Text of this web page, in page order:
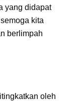
yang didapat
kita
berlimpah
oleh